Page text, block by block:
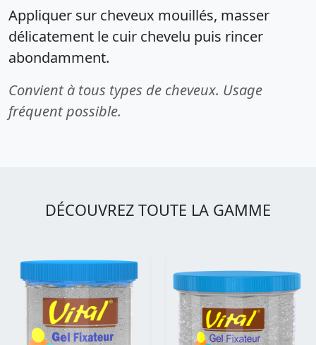
Appliquer sur cheveux mouillés, masser
délicatement le cuir chevelu puis rincer
abondamment.
Convient à tous types de cheveux. Usage
fréquent possible.
DÉCOUVREZ TOUTE LA GAMME